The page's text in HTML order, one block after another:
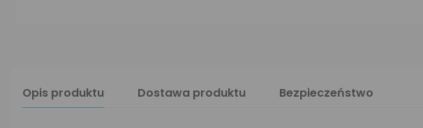
Opis produktu Dostawa produktu Bezpieczeństwo